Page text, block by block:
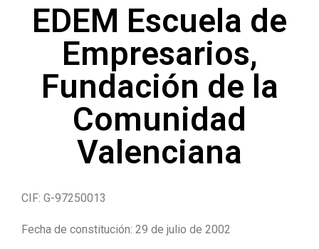
EDEM Escuela de
Empresarios,
Fundación de la
Comunidad
Valenciana
CIF: G-97250013
Fecha de constitución: 29 de julio de 2002